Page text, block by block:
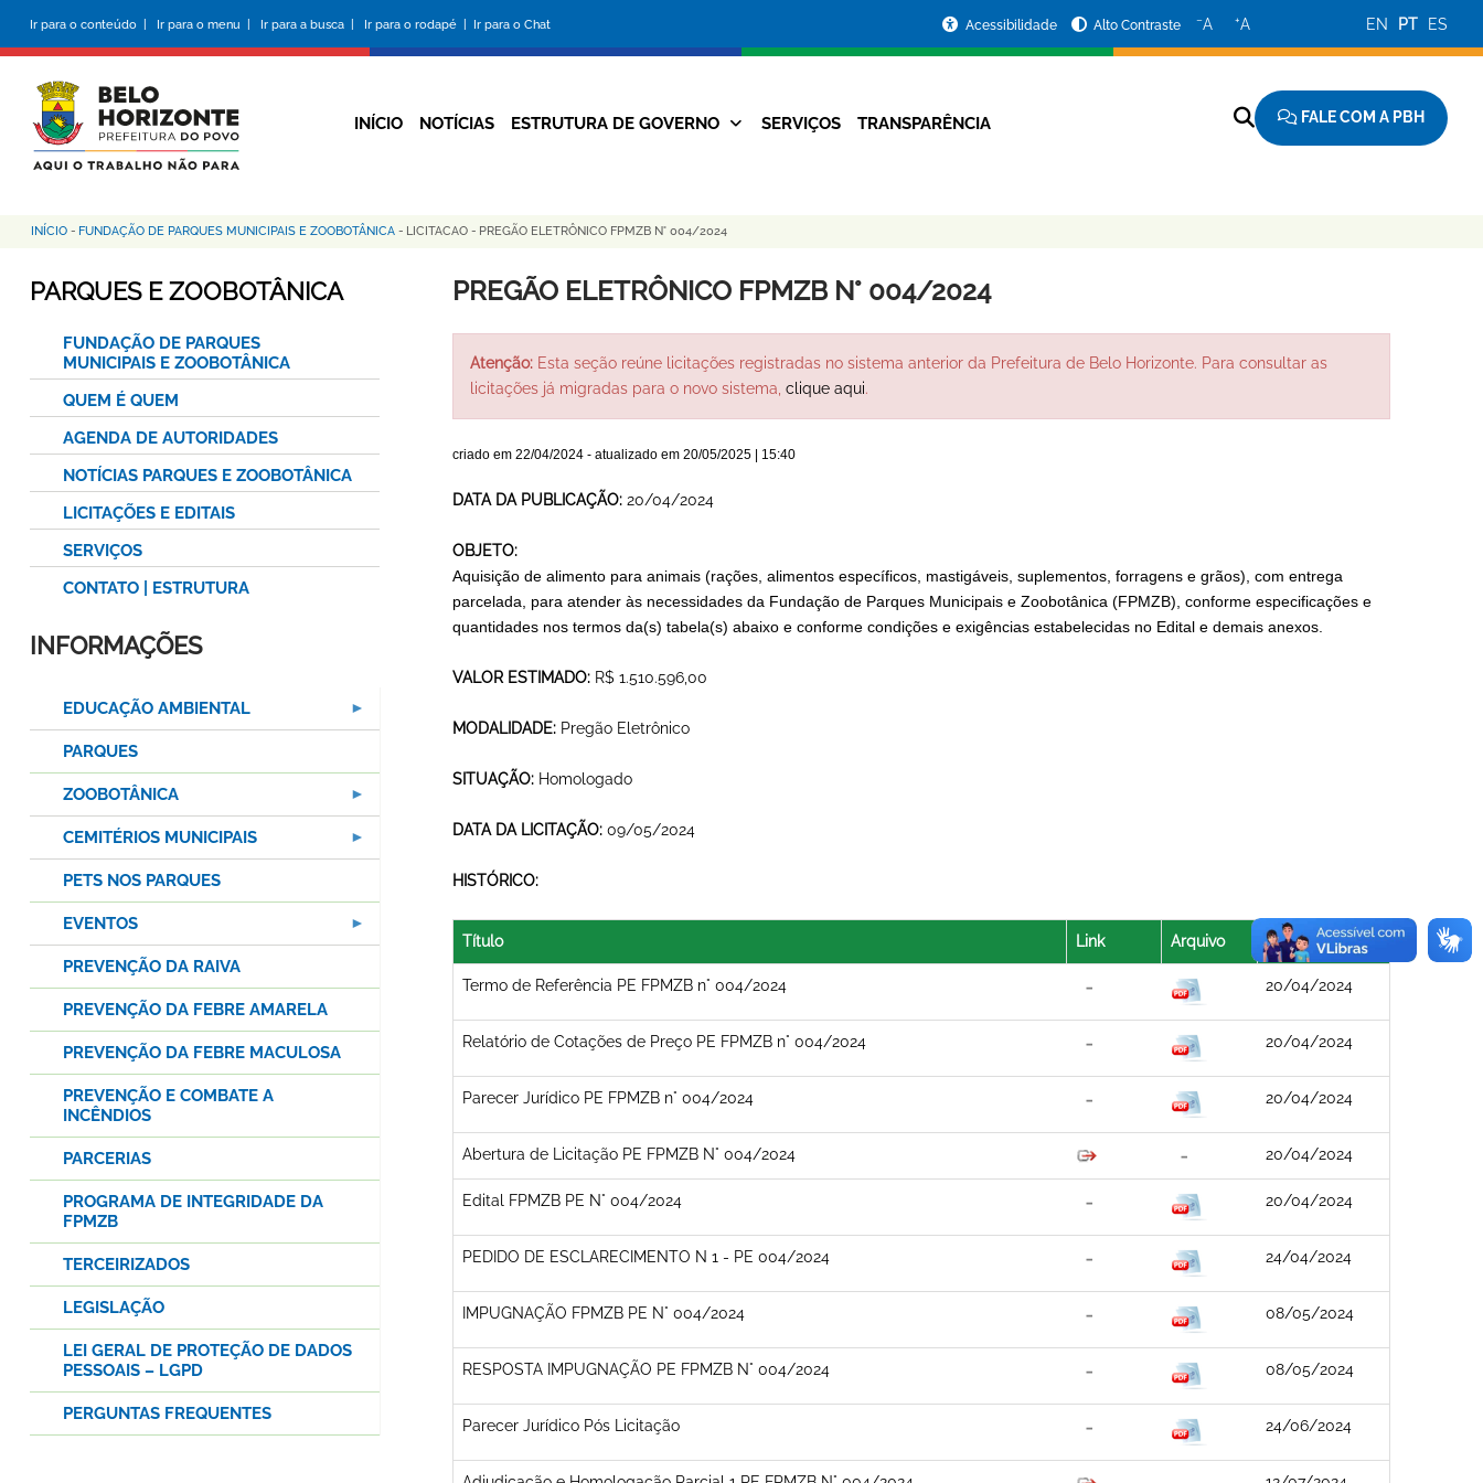
conteúdo
principal
Ir para o conteúdo | Ir para o menu | Ir para a busca | Ir para o rodapé | Ir para o Chat
da
Prefeitura
Acessibilidade Alto Contraste −A +A EN PT ES
Navegação
INÍCIO NOTÍCIAS ESTRUTURA DE GOVERNO SERVIÇOS TRANSPARÊNCIA FALE COM A PBH
Trilha
de
INÍCIO - FUNDAÇÃO DE PARQUES MUNICIPAIS E ZOOBOTÂNICA - LICITACAO - PREGÃO ELETRÔNICO FPMZB N° 004/2024
PREGÃO ELETRÔNICO FPMZB N° 004/2024
Atenção:Esta seção reúne licitações registradas no sistema anterior da Prefeitura de Belo Horizonte. Para consultar as
licitações já migradas para o novo sistema, clique aqui.
criado em 22/04/2024- atualizado em 20/05/2025 | 15:40
DATA DA PUBLICAÇÃO: 20/04/2024
OBJETO:
Aquisição de alimento para animais (rações, alimentos específicos, mastigáveis, suplementos, forragens e grãos), com entrega
parcelada, para atender às necessidades da Fundação de Parques Municipais e Zoobotânica (FPMZB), conforme especificações e
quantidades nos termos da(s) tabela(s) abaixo e conforme condições e exigências estabelecidas no Edital e demais anexos.
VALOR ESTIMADO: R$ 1.510.596,00
MODALIDADE: Pregão Eletrônico
SITUAÇÃO: Homologado
DATA DA LICITAÇÃO: 09/05/2024
HISTÓRICO:
Título Link Arquivo Data
Termo de Referência PE FPMZB n° 004/2024 20/04/2024
Relatório de Cotações de Preço PE FPMZB n° 004/2024 20/04/2024
Parecer Jurídico PE FPMZB n° 004/2024 20/04/2024
Abertura de Licitação PE FPMZB N° 004/2024 20/04/2024
Edital FPMZB PE N° 004/2024 20/04/2024
PEDIDO DE ESCLARECIMENTO N 1 - PE 004/2024 24/04/2024
IMPUGNAÇÃO FPMZB PE N° 004/2024 08/05/2024
RESPOSTA IMPUGNAÇÃO PE FPMZB N° 004/2024 08/05/2024
Parecer Jurídico Pós Licitação 24/06/2024
PARQUES E ZOOBOTÂNICA
FUNDAÇÃO DE PARQUES
MUNICIPAIS E ZOOBOTÂNICA
QUEM É QUEM
AGENDA DE AUTORIDADES
NOTÍCIAS PARQUES E ZOOBOTÂNICA
LICITAÇÕES E EDITAIS
SERVIÇOS
CONTATO | ESTRUTURA
INFORMAÇÕES
EDUCAÇÃO AMBIENTAL
PARQUES
ZOOBOTÂNICA
CEMITÉRIOS MUNICIPAIS
PETS NOS PARQUES
EVENTOS
PREVENÇÃO DA RAIVA
PREVENÇÃO DA FEBRE AMARELA
PREVENÇÃO DA FEBRE MACULOSA
PREVENÇÃO E COMBATE A
INCÊNDIOS
PARCERIAS
PROGRAMA DE INTEGRIDADE DA
FPMZB
TERCEIRIZADOS
LEGISLAÇÃO
LEI GERAL DE PROTEÇÃO DE DADOS
PESSOAIS – LGPD
PERGUNTAS FREQUENTES